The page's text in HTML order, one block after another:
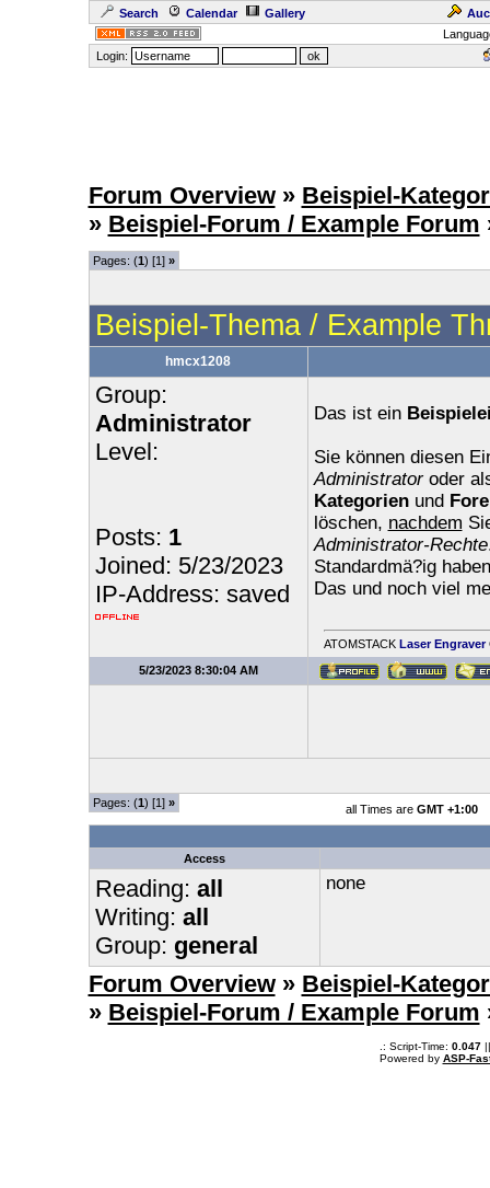
Search Calendar Gallery
Login:
Forum Overview » Beispiel-
» Beispiel-Forum / Example Forum
Pages: (1) [1] »
Beispiel-Thema / Example
hmcx1208
Group:
Administrator
Level:
Posts: 1
Joined: 5/23/2023
IP-Address: saved
Das ist ein
Sie können diesen
Administratoroder
Kategorienund
löschen, nachdem
Administrator-Rechte
Standardmä?ig
Das und noch viel
ATOMSTACK Laser Engraver
5/23/2023 8:30:04 AM
Pages: (1) [1] » all Times are GMT +1:00
Access
Reading: all
Writing: all
Group: general
none
Forum Overview » Beispiel-
» Beispiel-Forum / Example Forum
.: Script-Time: 0.047||
Powered by ASP-